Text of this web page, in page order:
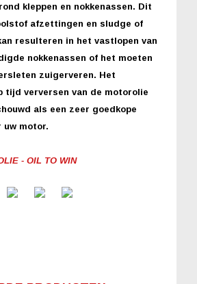
kleppen en nokkenassen. Dit
afzettingen en sludge of
resulteren in het vastlopen van
nokkenassen of het moeten
zuigerveren. Het
tijd verversen van de motorolie
als een zeer goedkope
uw motor.
- OIL TO WIN